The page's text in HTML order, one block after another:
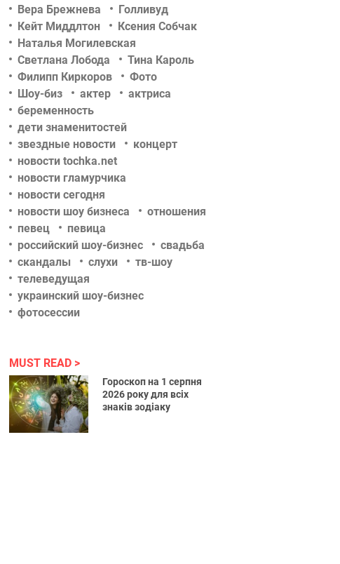
Вера Брежнева
Голливуд
Кейт Миддлтон
Ксения Собчак
Наталья Могилевская
Светлана Лобода
Тина Кароль
Филипп Киркоров
Фото
Шоу-биз
актер
актриса
беременность
дети знаменитостей
звездные новости
концерт
новости tochka.net
новости гламурчика
новости сегодня
новости шоу бизнеса
отношения
певец
певица
российский шоу-бизнес
свадьба
скандалы
слухи
тв-шоу
телеведущая
украинский шоу-бизнес
фотосессии
MUST READ
Гороскоп на 1 серпня
2026 року для всіх
знаків зодіаку